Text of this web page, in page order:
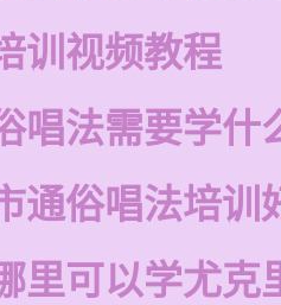
训视频教程
唱法需要学什
通俗唱法培训
里可以学尤克